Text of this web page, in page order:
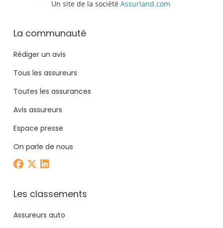
Un site de la société Assurland.com
La communauté
Rédiger un avis
Tous les assureurs
Toutes les assurances
Avis assureurs
Espace presse
On parle de nous
Les classements
Assureurs auto